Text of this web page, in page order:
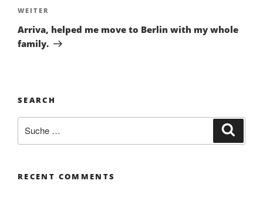
Nächster
Beitrag
WEITER
Arriva, helped me move to Berlin with my whole
family.
SEARCH
nach:
RECENT COMMENTS